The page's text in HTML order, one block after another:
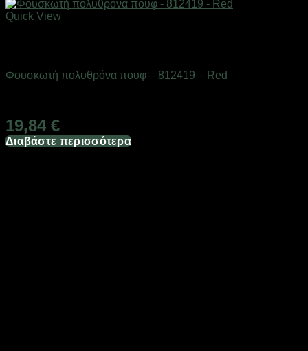
Quick View
Φουσκωτή πολυθρόνα πουφ – 812419 – Red
19,84 €
Διαβάστε περισσότερα